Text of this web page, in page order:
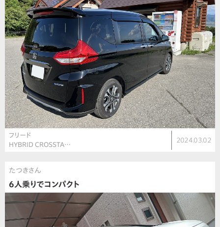
フリード
HYBRID CROSSTA…
2024.03.02
たつきさん
6人乗りでコンパクト